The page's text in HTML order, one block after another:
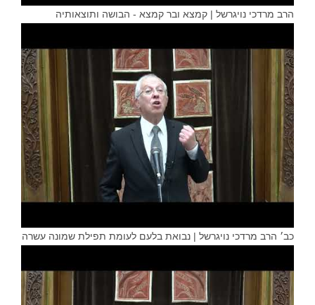
הרב מרדכי נויגרשל | קמצא ובר קמצא - הבושה ותוצאותיה
כב׳ הרב מרדכי נויגרשל | נבואת בלעם לעומת תפילת שמונה עשרה